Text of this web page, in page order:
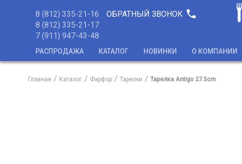
8 (812) 335-21-16
8 (812) 335-21-17
7 (911) 947-43-48
ОБРАТНЫЙ ЗВОНОК phone
РАСПРОДАЖА КАТАЛОГ НОВИНКИ О КОМПАНИИ
Главная Каталог Фарфор Тарелки Тарелка Antigo 27.5cm